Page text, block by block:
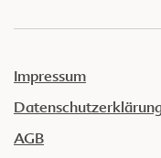
Impressum
AGB